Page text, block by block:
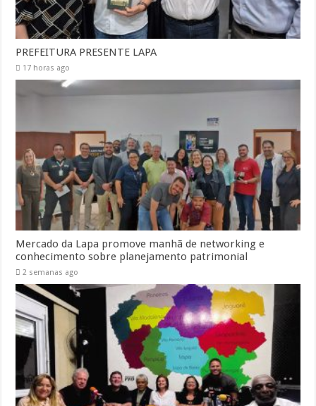
PREFEITURA PRESENTE LAPA
17 horas ago
Mercado da Lapa promove manhã de networking e
conhecimento sobre planejamento patrimonial
2 semanas ago